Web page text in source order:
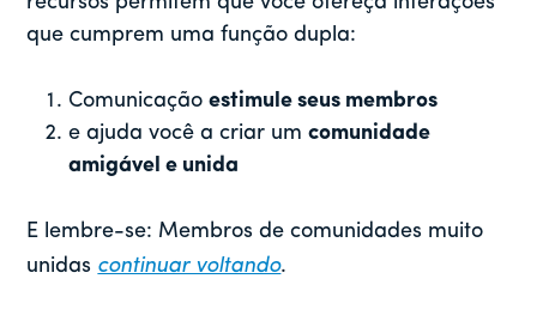
que cumprem uma função dupla:
Comunicaçãoestimule seus membros
e ajuda você a criar umcomunidade
amigável e unida
E lembre-se: Membros de comunidades muito
unidas continuar voltando.